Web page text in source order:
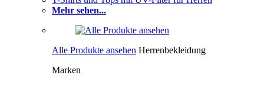
Mehr sehen...
Alle Produkte ansehen Herrenbekleidung
Marken